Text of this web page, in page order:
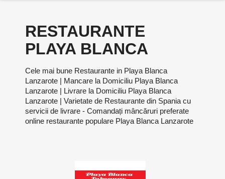
RESTAURANTE
PLAYA BLANCA
Cele mai bune Restaurante in Playa Blanca
Lanzarote | Mancare la Domiciliu Playa Blanca
Lanzarote | Livrare la Domiciliu Playa Blanca
Lanzarote | Varietate de Restaurante din Spania cu
servicii de livrare - Comandați mâncăruri preferate
online restaurante populare Playa Blanca Lanzarote